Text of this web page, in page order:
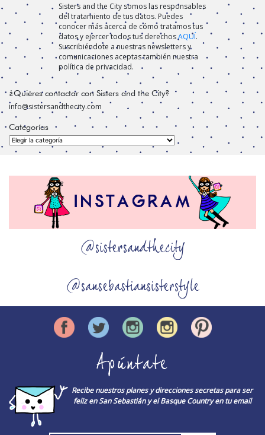
Sisters and the City somos las responsables
del tratamiento de tus datos. Puedes
conocer más acerca de cómo tratamos tus
datos y ejercer todos tus derechosAQUÍ.
Suscribiéndote a nuestras newsletters y
comunicaciones aceptas también nuestra
política de privacidad.
¿Quiéres contactar con Sisters and the City?
info@sistersandthecity.com
Categorías
Categorías
@sistersandthecity
@sansebastiansisterstyle
Apúntate
Recibe nuestros planes y direcciones secretas para ser
feliz en San Sebastián y el Basque Country en tu email